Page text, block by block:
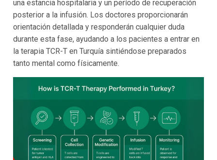
una estancia hospitalaria y un período de recuperación
posterior a la infusión. Los doctores proporcionarán
orientación detallada y responderán cualquier duda
durante esta fase, ayudando a los pacientes a entrar en
la terapia TCR-T en Turquía sintiéndose preparados
tanto mental como físicamente.